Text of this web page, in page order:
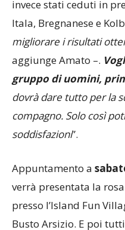
Castellanzese.
invece stati ceduti in
Itala, Bregnanese e
migliorare i risultati
aggiunge Amato –.
gruppo di uomini,
dovrà dare tutto per la
compagno. Solo così
Appuntamento a
verrà presentata la